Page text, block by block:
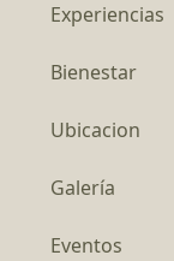
Experiencias
Bienestar
Ubicacion
Galería
Eventos